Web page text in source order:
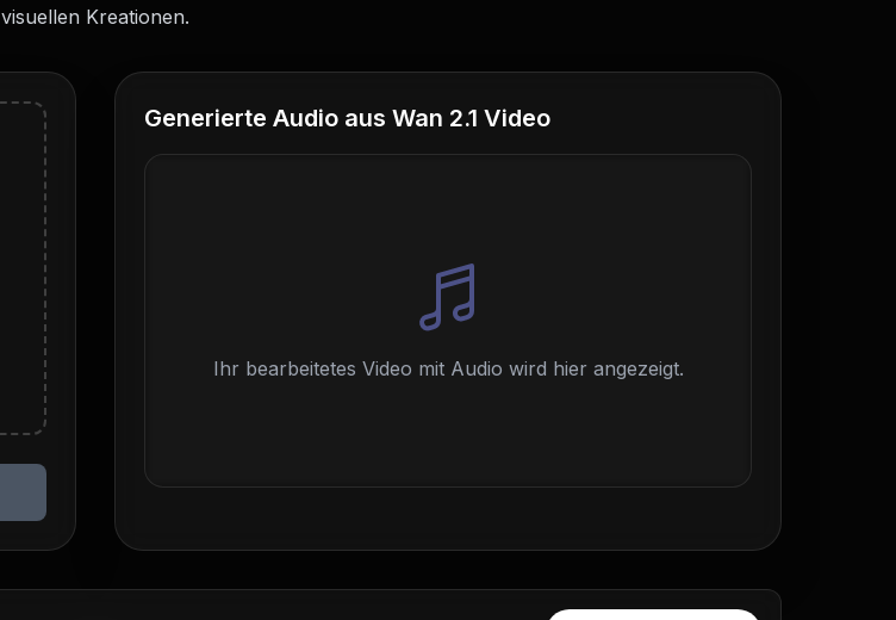
visuellen Kreationen.
Generierte Audio aus Wan 2.1 Video
Ihr bearbeitetes Video mit Audio wird hier angezeigt.